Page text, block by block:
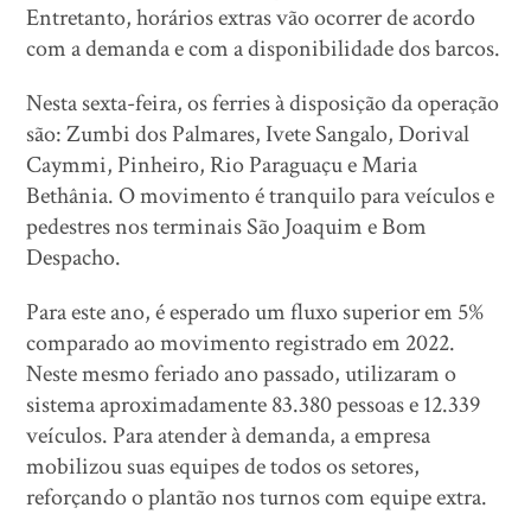
Entretanto, horários extras vão ocorrer de acordo
com a demanda e com a disponibilidade dos barcos.
Nesta sexta-feira, os ferries à disposição da operação
são: Zumbi dos Palmares, Ivete Sangalo, Dorival
Caymmi, Pinheiro, Rio Paraguaçu e Maria
Bethânia. O movimento é tranquilo para veículos e
pedestres nos terminais São Joaquim e Bom
Despacho.
Para este ano, é esperado um fluxo superior em 5%
comparado ao movimento registrado em 2022.
Neste mesmo feriado ano passado, utilizaram o
sistema aproximadamente 83.380 pessoas e 12.339
veículos. Para atender à demanda, a empresa
mobilizou suas equipes de todos os setores,
reforçando o plantão nos turnos com equipe extra.